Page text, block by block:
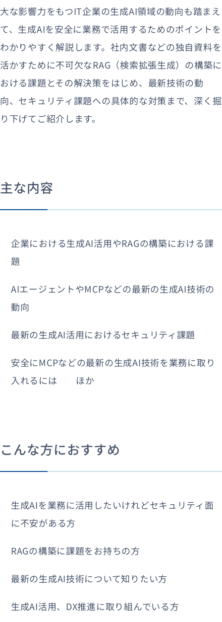
大な影響力をもつIT企業の生成AI領域の動向も踏まえ
て、生成AIを安全に業務で活用するためのポイントを
わかりやすく解説します。社内文書などの独自資料を
活かすために不可欠なRAG（検索拡張生成）の構築に
おける課題とその解決策をはじめ、最新技術の動
向、セキュリティ課題への具体的な対策まで、深く掘
り下げてご紹介します。
主な内容
企業における生成AI活用やRAGの構築における課
題
AIエージェントやMCPなどの最新の生成AI技術の
動向
最新の生成AI活用におけるセキュリティ課題
安全にMCPなどの最新の生成AI技術を業務に取り
入れるには ほか
こんな方におすすめ
生成AIを業務に活用したいけれどセキュリティ面
に不安がある方
RAGの構築に課題をお持ちの方
最新の生成AI技術について知りたい方
生成AI活用、DX推進に取り組んでいる方